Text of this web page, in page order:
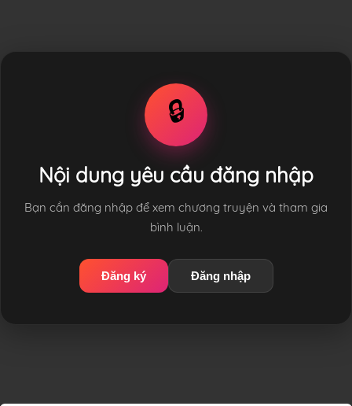
🔒
Nội dung yêu cầu đăng nhập
Bạn cần đăng nhập để xem chương truyện và tham gia
bình luận.
Đăng ký Đăng nhập